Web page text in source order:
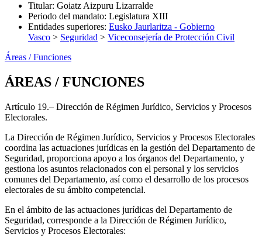
Titular: Goiatz Aizpuru Lizarralde
Periodo del mandato: Legislatura XIII
Entidades superiores: Eusko Jaurlaritza - Gobierno
Vasco > Seguridad > Viceconsejería de Protección Civil
Áreas / Funciones
ÁREAS / FUNCIONES
Artículo 19.– Dirección de Régimen Jurídico, Servicios y Procesos
Electorales.
La Dirección de Régimen Jurídico, Servicios y Procesos Electorales
coordina las actuaciones jurídicas en la gestión del Departamento de
Seguridad, proporciona apoyo a los órganos del Departamento, y
gestiona los asuntos relacionados con el personal y los servicios
comunes del Departamento, así como el desarrollo de los procesos
electorales de su ámbito competencial.
En el ámbito de las actuaciones jurídicas del Departamento de
Seguridad, corresponde a la Dirección de Régimen Jurídico,
Servicios y Procesos Electorales: